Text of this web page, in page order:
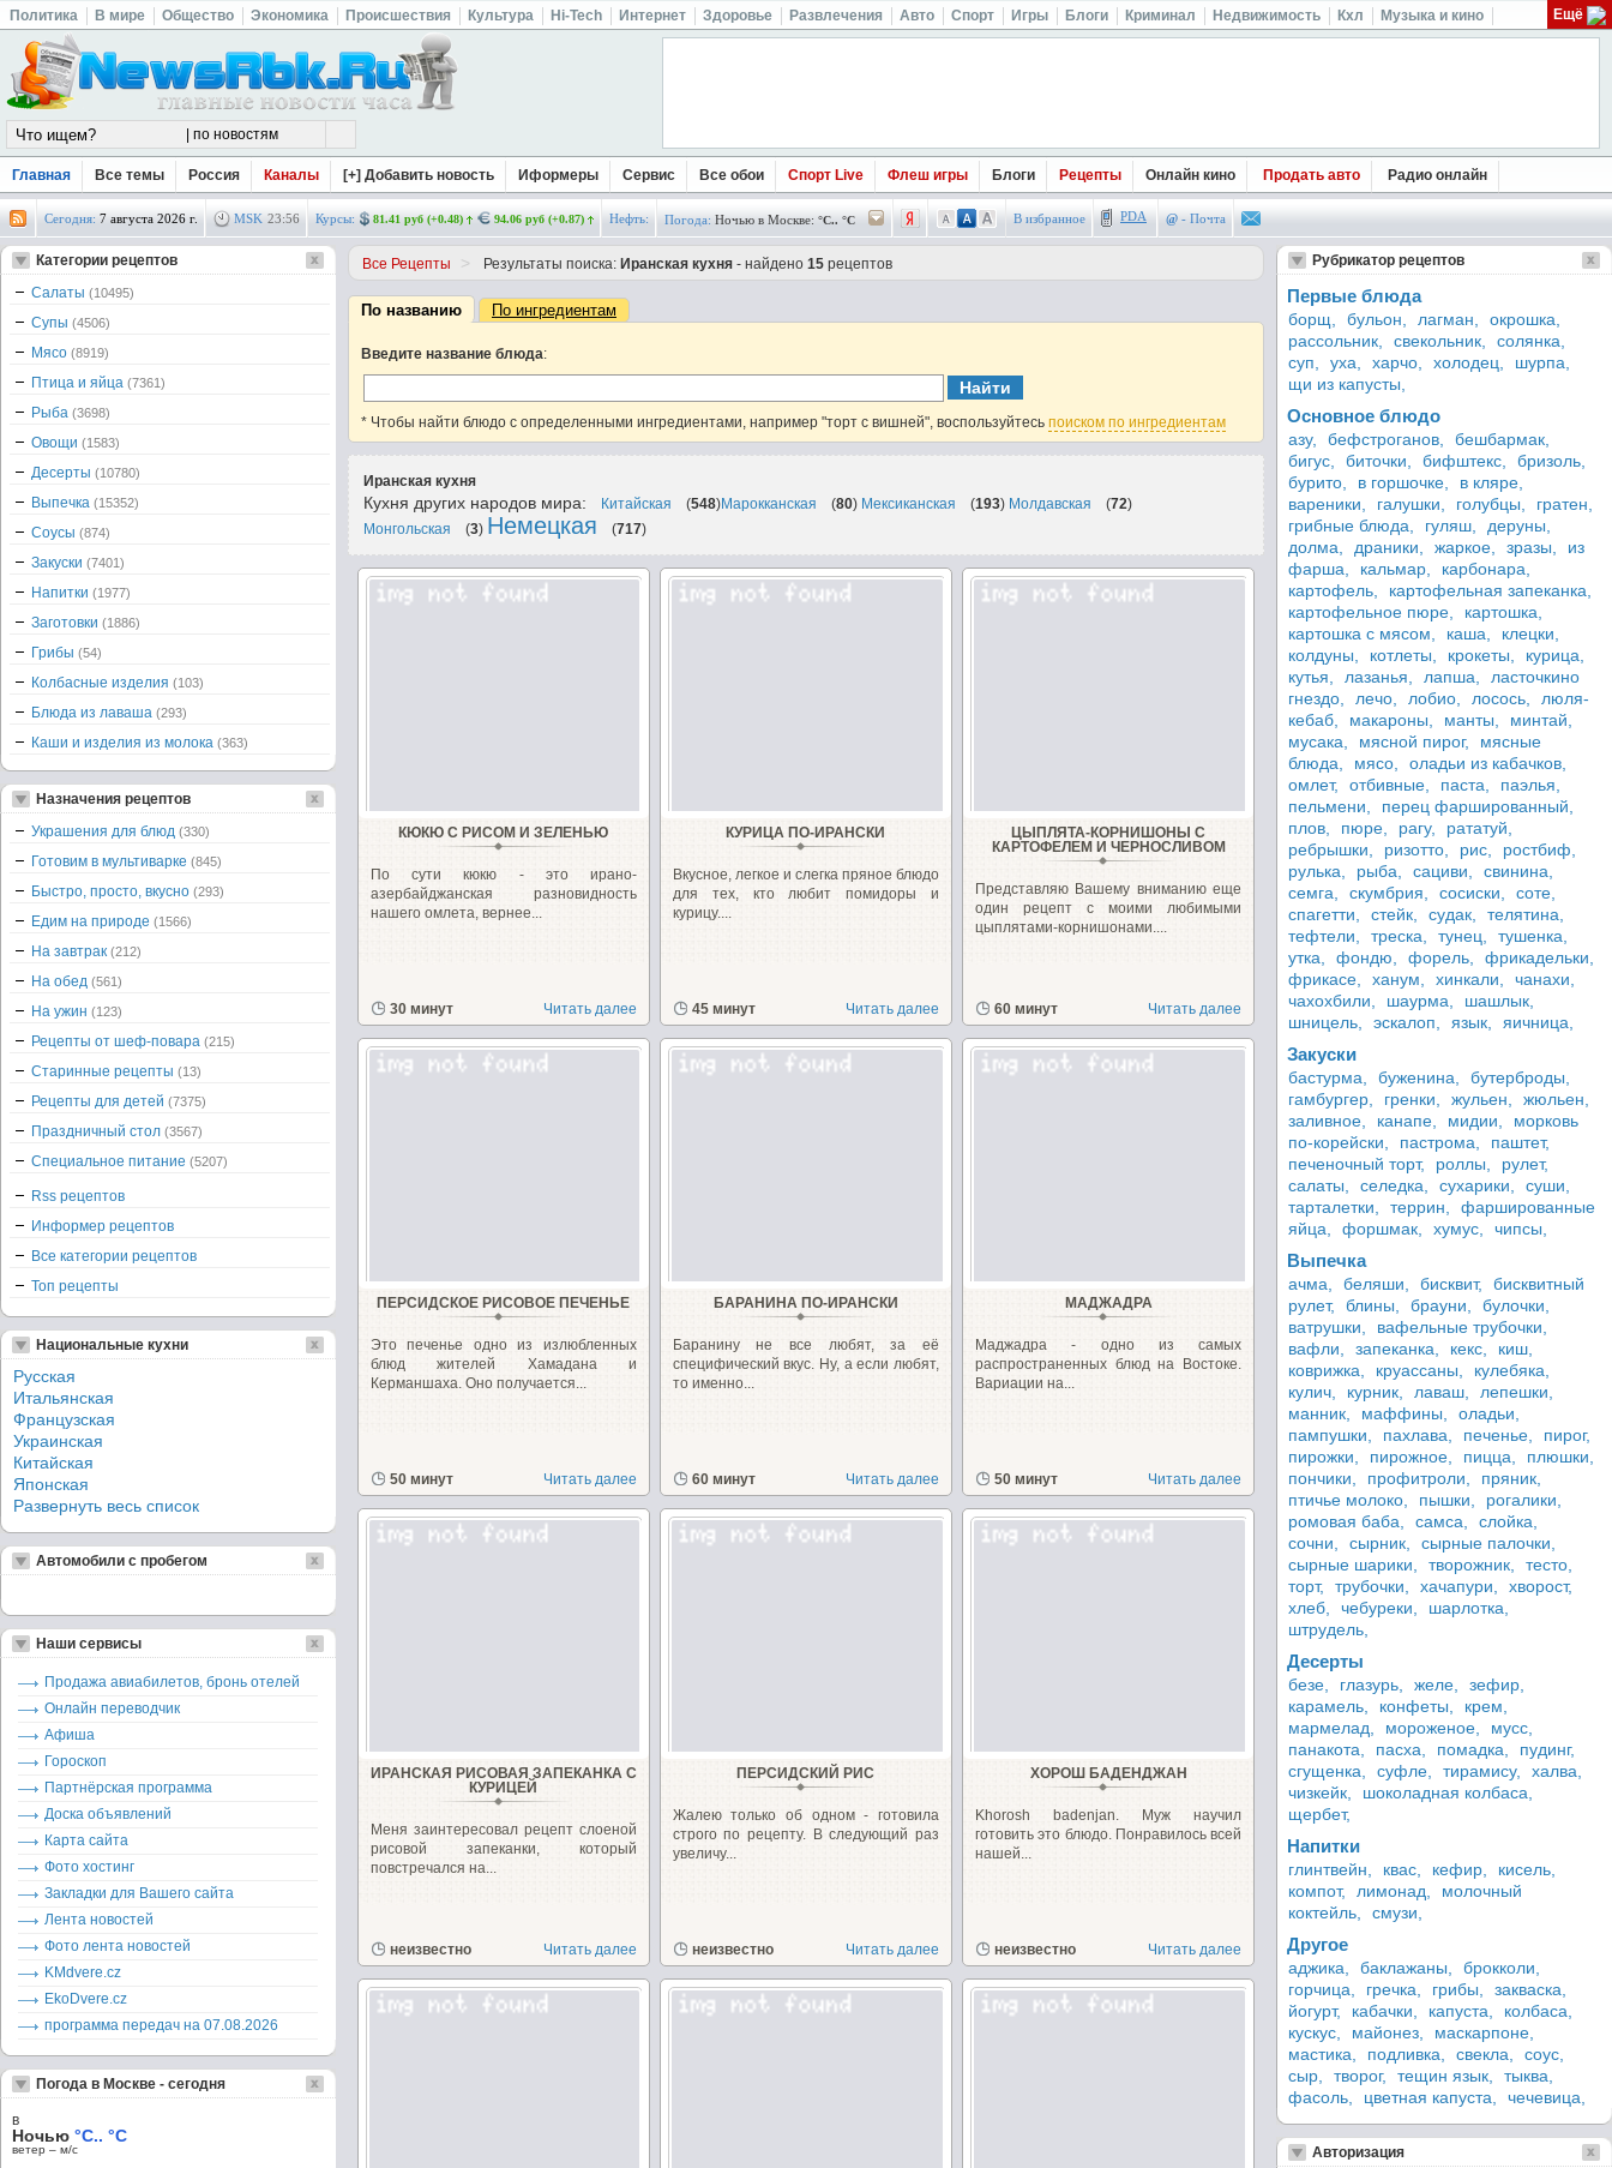
Политика В мире Общество Экономика Происшествия Культура Hi-Tech Интернет Здоровье Развлечения Авто Спорт Игры Блоги Криминал Недвижимость Кхл Музыка и кино Ещё
Главная Все темы Россия Каналы [+] Добавить новость Иформеры Сервис Все обои Спорт Live Флеш игры Блоги Рецепты Онлайн кино Продать авто Радио онлайн
Сегодня: 7 августа 2026 г. MSK 23:56 Курсы: 81.41 руб (+0.48) 94.06 руб (+0.87) Нефть: Погода: Ночью в Москве: °C.. °C В избранное PDA @ - Почта
Все Рецепты > Результаты поиска: Иранская кухня - найдено15 рецептов
По названию По ингредиентам
Введите название блюда:
* Чтобы найти блюдо с определенными ингредиентами, например "торт с вишней", воспользуйтесь поиском по ингредиентам
Иранская кухня
Кухня других народов мира: Китайская (548)Марокканская (80) Мексиканская (193) Молдавская (72)
Монгольская
(3) Немецкая (717)
КЮКЮ С РИСОМ И ЗЕЛЕНЬЮ
По сути кюкю - это ирано-
азербайджанская разновидность
нашего омлета, вернее...
30 минут Читать далее
КУРИЦА ПО-ИРАНСКИ
Вкусное, легкое и слегка пряное блюдо
для тех, кто любит помидоры и
курицу....
45 минут Читать далее
ЦЫПЛЯТА-КОРНИШОНЫ С
КАРТОФЕЛЕМ И ЧЕРНОСЛИВОМ
Представляю Вашему вниманию еще
один рецепт с моими любимыми
цыплятами-корнишонами....
60 минут Читать далее
ПЕРСИДСКОЕ РИСОВОЕ ПЕЧЕНЬЕ
Это печенье одно из излюбленных
блюд жителей Хамадана и
Керманшаха. Оно получается...
50 минут Читать далее
БАРАНИНА ПО-ИРАНСКИ
Баранину не все любят, за её
специфический вкус. Ну, а если любят,
то именно...
60 минут Читать далее
МАДЖАДРА
Маджадра - одно из самых
распространенных блюд на Востоке.
Вариации на...
50 минут Читать далее
ИРАНСКАЯ РИСОВАЯ ЗАПЕКАНКА С
КУРИЦЕЙ
Меня заинтересовал рецепт слоеной
рисовой запеканки, который
повстречался на...
неизвестно Читать далее
ПЕРСИДСКИЙ РИС
Жалею только об одном - готовила
строго по рецепту. В следующий раз
увеличу...
неизвестно Читать далее
ХОРОШ БАДЕНДЖАН
Khorosh badenjan. Муж научил
готовить это блюдо. Понравилось всей
нашей...
неизвестно Читать далее
Категории рецептов
Салаты (10495)
Супы (4506)
Мясо (8919)
Птица и яйца (7361)
Рыба (3698)
Овощи (1583)
Десерты (10780)
Выпечка (15352)
Соусы (874)
Закуски (7401)
Напитки (1977)
Заготовки (1886)
Грибы (54)
Колбасные изделия (103)
Блюда из лаваша (293)
Каши и изделия из молока (363)
Назначения рецептов
Украшения для блюд (330)
Готовим в мультиварке (845)
Быстро, просто, вкусно (293)
Едим на природе (1566)
На завтрак (212)
На обед (561)
На ужин (123)
Рецепты от шеф-повара (215)
Старинные рецепты (13)
Рецепты для детей (7375)
Праздничный стол (3567)
Специальное питание (5207)
Rss рецептов
Информер рецептов
Все категории рецептов
Топ рецепты
Национальные кухни
Русская
Итальянская
Французская
Украинская
Китайская
Японская
Развернуть весь список
Автомобили с пробегом
Наши сервисы
Продажа авиабилетов, бронь отелей
Онлайн переводчик
Афиша
Гороскоп
Партнёрская программа
Доска объявлений
Карта сайта
Фото хостинг
Закладки для Вашего сайта
Лента новостей
Фото лента новостей
KMdvere.cz
EkoDvere.cz
программа передач на 07.08.2026
Погода в Москве - сегодня
в
Ночью °C.. °C
ветер – м/c
Рубрикатор рецептов
Первые блюда
борщ, бульон, лагман,
окрошка,
рассольник,
свекольник,
солянка,
суп,
уха, харчо, холодец,
шурпа,
щи из капусты,
Основное блюдо
азу, бефстроганов,
бешбармак,
бигус,
биточки, бифштекс,
бризоль,
бурито,
в горшочке,
в кляре,
вареники,
галушки, голубцы,
гратен,
грибные блюда,
гуляш,
деруны,
долма,
драники, жаркое, зразы,
из
фарша,
кальмар,
карбонара,
картофель,
картофельная запеканка,
картофельное пюре,
картошка,
картошка с мясом,
каша,
клецки,
колдуны,
котлеты, крокеты,
курица,
кутья,
лазанья, лапша,
ласточкино
гнездо,
лечо, лобио, лосось,
люля-
кебаб,
макароны, манты,
минтай,
мусака,
мясной пирог,
мясные
блюда,
мясо,
оладьи из кабачков,
омлет,
отбивные, паста,
паэлья,
пельмени,
перец фаршированный,
плов,
пюре, рагу,
рататуй,
ребрышки,
ризотто, рис,
ростбиф,
рулька,
рыба, сациви,
свинина,
семга,
скумбрия, сосиски,
соте,
спагетти,
стейк, судак,
телятина,
тефтели,
треска, тунец,
тушенка,
утка,
фондю, форель,
фрикадельки,
фрикасе,
ханум, хинкали,
чанахи,
чахохбили,
шаурма,
шашлык,
шницель,
эскалоп, язык, яичница,
Закуски
бастурма, буженина,
бутерброды,
гамбургер,
гренки, жульен,
жюльен,
заливное,
канапе, мидии,
морковь
по-корейски,
пастрома,
паштет,
печеночный торт,
роллы,
рулет,
салаты,
селедка, сухарики,
суши,
тарталетки,
террин,
фаршированные
яйца,
форшмак, хумус, чипсы,
Выпечка
ачма, беляши, бисквит,
бисквитный
рулет,
блины, брауни,
булочки,
ватрушки,
вафельные трубочки,
вафли,
запеканка, кекс,
киш,
коврижка,
круассаны,
кулебяка,
кулич,
курник, лаваш,
лепешки,
манник,
маффины,
оладьи,
пампушки,
пахлава, печенье,
пирог,
пирожки,
пирожное, пицца,
плюшки,
пончики,
профитроли,
пряник,
птичье молоко,
пышки,
рогалики,
ромовая баба,
самса,
слойка,
сочни,
сырник,
сырные палочки,
сырные шарики,
творожник,
тесто,
торт,
трубочки, хачапури,
хворост,
хлеб,
чебуреки,
шарлотка,
штрудель,
Десерты
безе, глазурь, желе,
зефир,
карамель,
конфеты,
крем,
мармелад,
мороженое,
мусс,
панакота,
пасха, помадка,
пудинг,
сгущенка,
суфле, тирамису,
халва,
чизкейк,
шоколадная колбаса,
щербет,
Напитки
глинтвейн, квас, кефир,
кисель,
компот,
лимонад,
молочный
коктейль,
смузи,
Другое
аджика, баклажаны,
брокколи,
горчица,
гречка, грибы,
закваска,
йогурт,
кабачки, капуста,
колбаса,
кускус,
майонез,
маскарпоне,
мастика,
подливка, свекла,
соус,
сыр,
творог, тещин язык,
тыква,
фасоль,
цветная капуста, чечевица,
Авторизация